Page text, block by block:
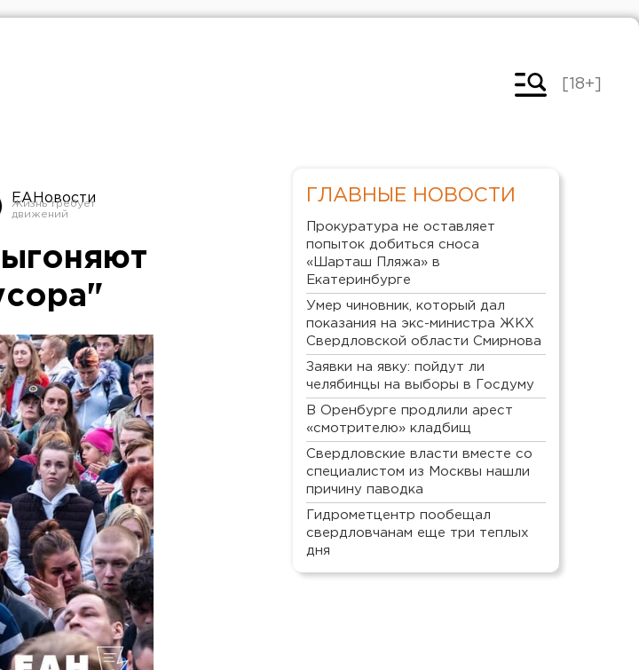
[18+]
ЕАНовости ГЛАВНЫЕ НОВОСТИ
Прокуратура не оставляет
попыток добиться сноса
«Шарташ Пляжа» в
Екатеринбурге
Умер чиновник, который дал
показания на экс-министра ЖКХ
Свердловской области Смирнова
Заявки на явку: пойдут ли
челябинцы на выборы в Госдуму
В Оренбурге продлили арест
«смотрителю» кладбищ
Свердловские власти вместе со
специалистом из Москвы нашли
причину паводка
Гидрометцентр пообещал
свердловчанам еще три теплых
дня